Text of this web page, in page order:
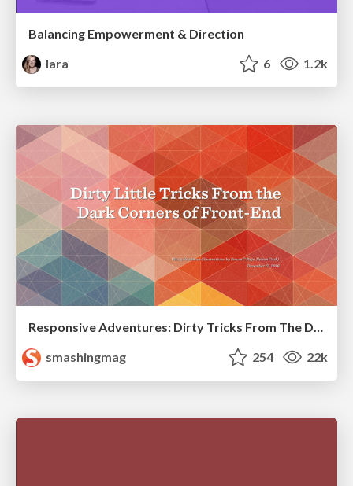
Balancing Empowerment & Direction
lara
6 1.2k
smashingmag
254 22k